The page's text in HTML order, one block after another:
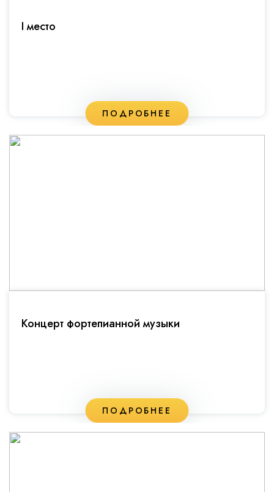
I место
ПОДРОБНЕЕ
Концерт фортепианной музыки
ПОДРОБНЕЕ